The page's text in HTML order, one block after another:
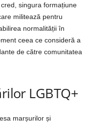
singura formațiune
militează pentru
normalității în
ceea ce consideră a
de către comunitatea
LGBTQ+
marșurilor și